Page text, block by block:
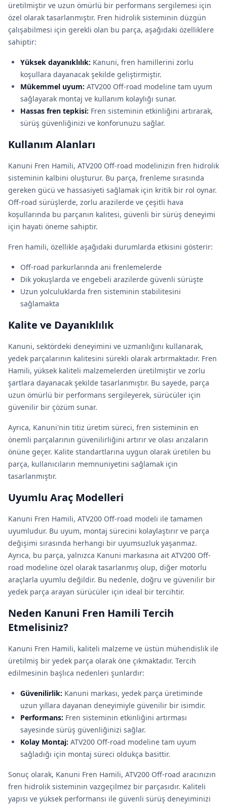
üretilmiştir ve uzun ömürlü bir performans sergilemesi için
özel olarak tasarlanmıştır. Fren hidrolik sisteminin düzgün
çalışabilmesi için gerekli olan bu parça, aşağıdaki özelliklere
sahiptir:
Yüksek dayanıklılık: Kanuni, fren hamillerini zorlu
koşullara dayanacak şekilde geliştirmiştir.
Mükemmel uyum: ATV200 Off-road modeline tam uyum
sağlayarak montaj ve kullanım kolaylığı sunar.
Hassas fren tepkisi: Fren sisteminin etkinliğini artırarak,
sürüş güvenliğinizi ve konforunuzu sağlar.
Kullanım Alanları
Kanuni Fren Hamili, ATV200 Off-road modelinizin fren hidrolik
sisteminin kalbini oluşturur. Bu parça, frenleme sırasında
gereken gücü ve hassasiyeti sağlamak için kritik bir rol oynar.
Off-road sürüşlerde, zorlu arazilerde ve çeşitli hava
koşullarında bu parçanın kalitesi, güvenli bir sürüş deneyimi
için hayati öneme sahiptir.
Fren hamili, özellikle aşağıdaki durumlarda etkisini gösterir:
Off-road parkurlarında ani frenlemelerde
Dik yokuşlarda ve engebeli arazilerde güvenli sürüşte
Uzun yolculuklarda fren sisteminin stabilitesini
sağlamakta
Kalite ve Dayanıklılık
Kanuni, sektördeki deneyimini ve uzmanlığını kullanarak,
yedek parçalarının kalitesini sürekli olarak artırmaktadır. Fren
Hamili, yüksek kaliteli malzemelerden üretilmiştir ve zorlu
şartlara dayanacak şekilde tasarlanmıştır. Bu sayede, parça
uzun ömürlü bir performans sergileyerek, sürücüler için
güvenilir bir çözüm sunar.
Ayrıca, Kanuni'nin titiz üretim süreci, fren sisteminin en
önemli parçalarının güvenilirliğini artırır ve olası arızaların
önüne geçer. Kalite standartlarına uygun olarak üretilen bu
parça, kullanıcıların memnuniyetini sağlamak için
tasarlanmıştır.
Uyumlu Araç Modelleri
Kanuni Fren Hamili, ATV200 Off-road modeli ile tamamen
uyumludur. Bu uyum, montaj sürecini kolaylaştırır ve parça
değişimi sırasında herhangi bir uyumsuzluk yaşanmaz.
Ayrıca, bu parça, yalnızca Kanuni markasına ait ATV200 Off-
road modeline özel olarak tasarlanmış olup, diğer motorlu
araçlarla uyumlu değildir. Bu nedenle, doğru ve güvenilir bir
yedek parça arayan sürücüler için ideal bir tercihtir.
Neden Kanuni Fren Hamili Tercih
Etmelisiniz?
Kanuni Fren Hamili, kaliteli malzeme ve üstün mühendislik ile
üretilmiş bir yedek parça olarak öne çıkmaktadır. Tercih
edilmesinin başlıca nedenleri şunlardır:
Güvenilirlik: Kanuni markası, yedek parça üretiminde
uzun yıllara dayanan deneyimiyle güvenilir bir isimdir.
Performans: Fren sisteminin etkinliğini artırması
sayesinde sürüş güvenliğinizi sağlar.
Kolay Montaj: ATV200 Off-road modeline tam uyum
sağladığı için montaj süreci oldukça basittir.
Sonuç olarak, Kanuni Fren Hamili, ATV200 Off-road aracınızın
fren hidrolik sisteminin vazgeçilmez bir parçasıdır. Kaliteli
yapısı ve yüksek performansı ile güvenli sürüş deneyiminizi